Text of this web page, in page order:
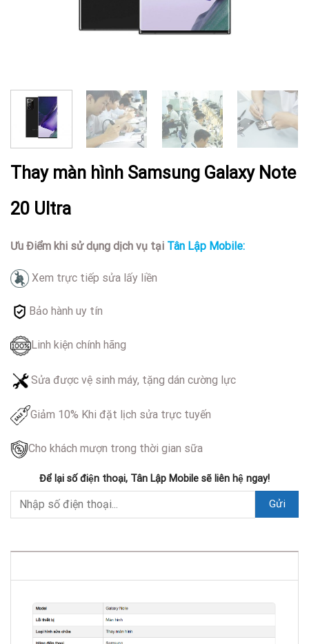
Thay màn hình Samsung Galaxy Note
20 Ultra
Ưu Điểm khi sử dụng dịch vụ tại Tân Lập Mobile:
Xem trực tiếp sửa lấy liền
Bảo hành uy tín
Linh kiện chính hãng
Sửa được vệ sinh máy, tặng dán cường lực
Giảm 10% Khi đặt lịch sửa trực tuyến
Cho khách mượn trong thời gian sữa
Để lại số điện thoại, Tân Lập Mobile sẽ liên hệ ngay!